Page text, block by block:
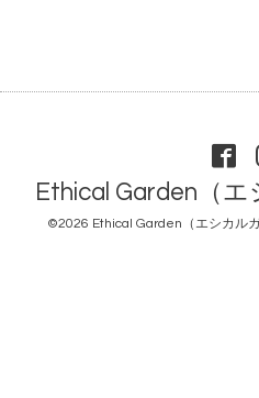
Ethical Garden（エ
©2026 Ethical Garden（エシカルガ